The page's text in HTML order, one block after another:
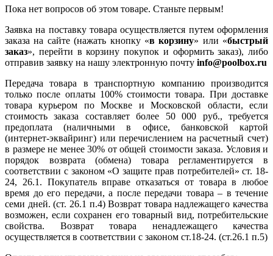
Пока нет вопросов об этом товаре. Станьте первым!
Заявка на поставку товара осуществляется путем оформления
заказа на сайте (нажать кнопку «в корзину» или «быстрый
заказ», перейти в корзину покупок и оформить заказ), либо
отправив заявку на нашу электронную почту info@poolbox.ru
Передача товара в транспортную компанию производится
только после оплаты 100% стоимости товара. При доставке
товара курьером по Москве и Московской области, если
стоимость заказа составляет более 50 000 руб., требуется
предоплата (наличными в офисе, банковской картой
(интернет-эквайринг) или перечислением на расчетный счет)
в размере не менее 30% от общей стоимости заказа. Условия и
порядок возврата (обмена) товара регламентируется в
соответствии с законом «О защите прав потребителей» ст. 18-
24, 26.1. Покупатель вправе отказаться от товара в любое
время до его передачи, а после передачи товара – в течение
семи дней. (ст. 26.1 п.4) Возврат товара надлежащего качества
возможен, если сохранен его товарный вид, потребительские
свойства. Возврат товара ненадлежащего качества
осуществляется в соответствии с законом ст.18-24. (ст.26.1 п.5)